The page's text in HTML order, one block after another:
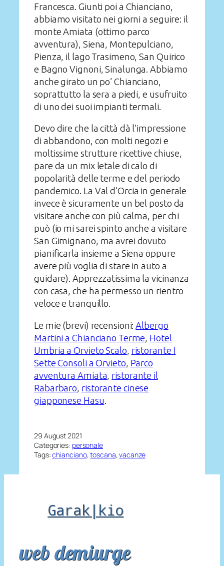
Francesca. Giunti poi a Chianciano,
abbiamo visitato nei giorni a seguire: il
monte Amiata (ottimo parco
avventura), Siena, Montepulciano,
Pienza, il lago Trasimeno, San Quirico
e Bagno Vignoni, Sinalunga. Abbiamo
anche girato un po’ Chianciano,
soprattutto la sera a piedi, e usufruito
di uno dei suoi impianti termali.
Devo dire che la città dà l’impressione
di abbandono, con molti negozi e
moltissime strutture ricettive chiuse,
pare da un mix letale di calo di
popolarità delle terme e del periodo
pandemico. La Val d’Orcia in generale
invece è sicuramente un bel posto da
visitare anche con più calma, per chi
può (io mi sarei spinto anche a visitare
San Gimignano, ma avrei dovuto
pianificarla insieme a Siena oppure
avere più voglia di stare in auto a
guidare). Apprezzatissima la vicinanza
con casa, che ha permesso un rientro
veloce e tranquillo.
Le mie (brevi) recensioni: Albergo
Martini a Chianciano Terme Hotel
Umbria a Orvieto Scalo ristorante I
Sette Consoli a Orvieto Parco
avventura Amiata ristorante il
Rabarbaro ristorante cinese
giapponese Hasu
29 August 2021
Categories: personale
Tags:chianciano, toscana, vacanze
Garak|kio
web demiurge